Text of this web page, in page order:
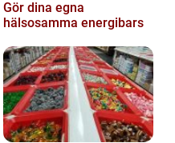
Gör dina egna
hälsosamma energibars